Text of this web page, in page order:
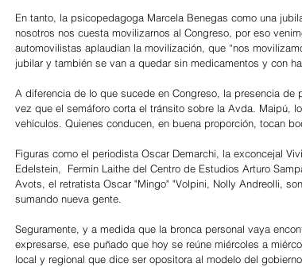
En tanto, la psicopedagoga Marcela Benegas como una
nosotros nos cuesta movilizarnos al Congreso, por eso
automovilistas aplaudían la movilización, que “nos
jubilar y también se van a quedar sin medicamentos y con
A diferencia de lo que sucede en Congreso, la presencia
vez que el semáforo corta el tránsito sobre la Avda. Maipú,
vehículos. Quienes conducen, en buena proporción, tocan
Figuras como el periodista Oscar Demarchi, la exconcejal
Edelstein,  Fermín Laithe del Centro de Estudios Arturo
Avots, el retratista Oscar "Mingo" "Volpini, Nolly Andreolli,
sumando nueva gente.
Seguramente, y a medida que la bronca personal vaya
expresarse, ese puñado que hoy se reúne miércoles a
local y regional que dice ser opositora al modelo del